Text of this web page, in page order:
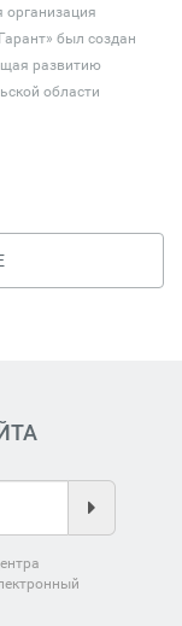
организация
был создан
развитию
области